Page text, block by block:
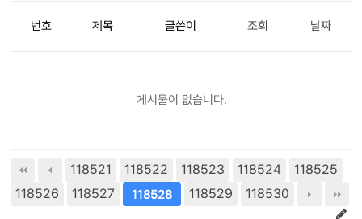
번호 제목 글쓴이 조회 날짜
게시물이 없습니다.
118521 118522 118523 118524
118525
118526
118527 118528 118529 118530